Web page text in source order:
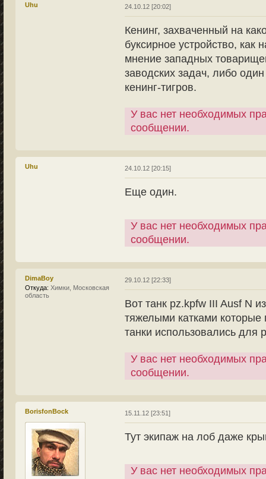
Uhu 24.10.12 [20:02]
Кенинг, захваченный на
буксирное устройство, как
мнение западных
заводских задач, либо
кенинг-тигров.
У вас нет необходимых
сообщении.
Uhu 24.10.12 [20:15]
Еще один.
У вас нет необходимых
сообщении.
DimaBoy
Откуда: Химки, Московская
область
29.10.12 [22:33]
Вот танк pz.kpfw III Ausf N
тяжелыми катками которые
танки использовались
У вас нет необходимых
сообщении.
BorisfonBock 15.11.12 [23:51]
Тут экипаж на лоб даже
У вас нет необходимых